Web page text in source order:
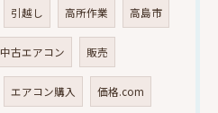
引越し 高所作業 高島市
中古エアコン 販売
エアコン購入 価格.com